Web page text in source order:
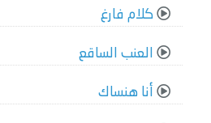
كلام فارغ
العنب الساقع
أنا هنساك